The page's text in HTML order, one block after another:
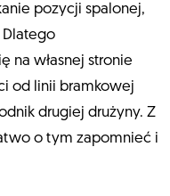
pozycji spalonej,
na własnej stronie
od linii bramkowej
drugiej drużyny. Z
o tym zapomnieć i